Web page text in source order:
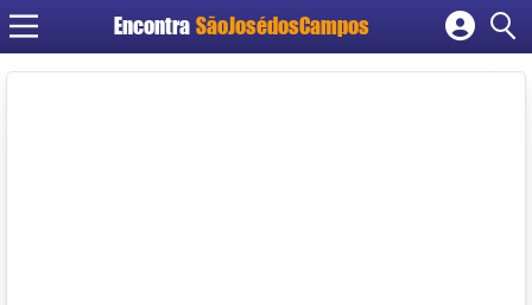
Encontra SãoJosédosCampos
Cadastrar empresa